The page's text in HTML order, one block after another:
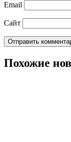
Email
Сайт
Похожие